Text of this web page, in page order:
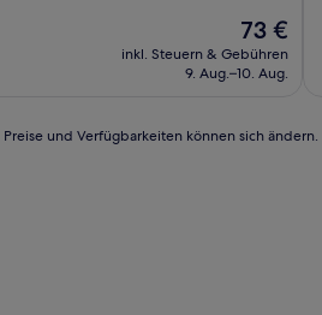
Der
Preis
beträgt
73 €
inkl. Steuern & Gebühren
9. Aug.–10. Aug.
und Verfügbarkeiten können sich ändern.